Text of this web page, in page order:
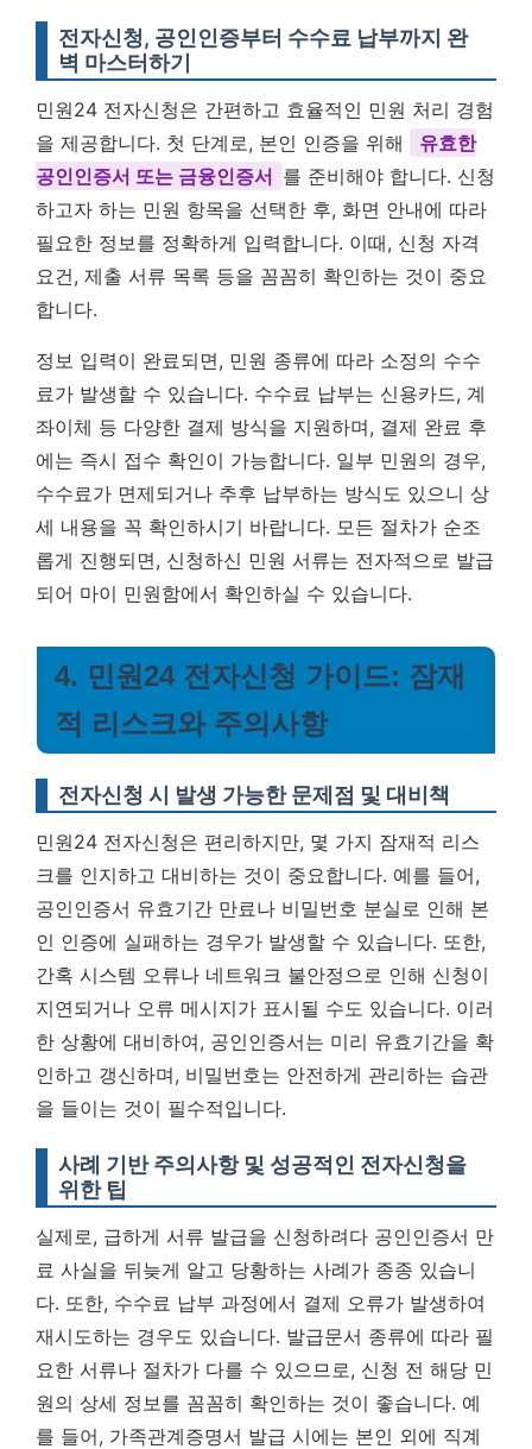
전자신청, 공인인증부터 수수료 납부까지 완
벽 마스터하기
민원24 전자신청은 간편하고 효율적인 민원 처리 경험
을 제공합니다. 첫 단계로, 본인 인증을 위해
유효한
공인인증서 또는 금융인증서 를 준비해야 합니다. 신청
하고자 하는 민원 항목을 선택한 후, 화면 안내에 따라
필요한 정보를 정확하게 입력합니다. 이때, 신청 자격
요건, 제출 서류 목록 등을 꼼꼼히 확인하는 것이 중요
합니다.
정보 입력이 완료되면, 민원 종류에 따라 소정의 수수
료가 발생할 수 있습니다. 수수료 납부는 신용카드, 계
좌이체 등 다양한 결제 방식을 지원하며, 결제 완료 후
에는 즉시 접수 확인이 가능합니다. 일부 민원의 경우,
수수료가 면제되거나 추후 납부하는 방식도 있으니 상
세 내용을 꼭 확인하시기 바랍니다. 모든 절차가 순조
롭게 진행되면, 신청하신 민원 서류는 전자적으로 발급
되어 마이 민원함에서 확인하실 수 있습니다.
4. 민원24 전자신청 가이드: 잠재
적 리스크와 주의사항
전자신청 시 발생 가능한 문제점 및 대비책
민원24 전자신청은 편리하지만, 몇 가지 잠재적 리스
크를 인지하고 대비하는 것이 중요합니다. 예를 들어,
공인인증서 유효기간 만료나 비밀번호 분실로 인해 본
인 인증에 실패하는 경우가 발생할 수 있습니다. 또한,
간혹 시스템 오류나 네트워크 불안정으로 인해 신청이
지연되거나 오류 메시지가 표시될 수도 있습니다. 이러
한 상황에 대비하여, 공인인증서는 미리 유효기간을 확
인하고 갱신하며, 비밀번호는 안전하게 관리하는 습관
을 들이는 것이 필수적입니다.
사례 기반 주의사항 및 성공적인 전자신청을
위한 팁
실제로, 급하게 서류 발급을 신청하려다 공인인증서 만
료 사실을 뒤늦게 알고 당황하는 사례가 종종 있습니
다. 또한, 수수료 납부 과정에서 결제 오류가 발생하여
재시도하는 경우도 있습니다. 발급문서 종류에 따라 필
요한 서류나 절차가 다를 수 있으므로, 신청 전 해당 민
원의 상세 정보를 꼼꼼히 확인하는 것이 좋습니다. 예
를 들어, 가족관계증명서 발급 시에는 본인 외에 직계